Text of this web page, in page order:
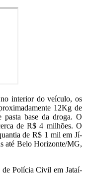
interior do veículo, os
12Kg de
base da droga. O
de R$ 4 milhões. O
de R$ 1 mil em Jí-
até Belo Horizonte/MG,
de Polícia Civil em Jataí-